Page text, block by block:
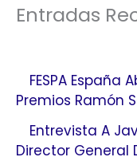
Entradas
FESPA España
Premios Ramón
Entrevista A
Director General